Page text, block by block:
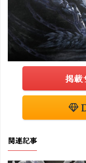
掲載
関連記事